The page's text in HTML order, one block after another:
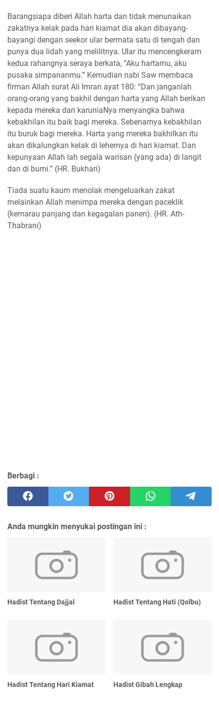
Barangsiapa diberi Allah harta dan tidak menunaikan
zakatnya kelak pada hari kiamat dia akan dibayang-
bayangi dengan seekor ular bermata satu di tengah dan
punya dua lidah yang melilitnya. Ular itu mencengkeram
kedua rahangnya seraya berkata, “Aku hartamu, aku
pusaka simpananmu.” Kemudian nabi Saw membaca
firman Allah surat Ali Imran ayat 180: “Dan janganlah
orang-orang yang bakhil dengan harta yang Allah berikan
kepada mereka dari karuniaNya menyangka bahwa
kebakhilan itu baik bagi mereka. Sebenarnya kebakhilan
itu buruk bagi mereka. Harta yang mereka bakhilkan itu
akan dikalungkan kelak di lehernya di hari kiamat. Dan
kepunyaan Allah lah segala warisan (yang ada) di langit
dan di bumi.” (HR. Bukhari)
Tiada suatu kaum menolak mengeluarkan zakat
melainkan Allah menimpa mereka dengan paceklik
(kemarau panjang dan kegagalan panen). (HR. Ath-
Thabrani)
Berbagi :
Anda mungkin menyukai postingan ini :
Hadist Tentang Dajjal Hadist Tentang Hati (Qolbu)
Hadist Tentang Hari Kiamat Hadist Gibah Lengkap